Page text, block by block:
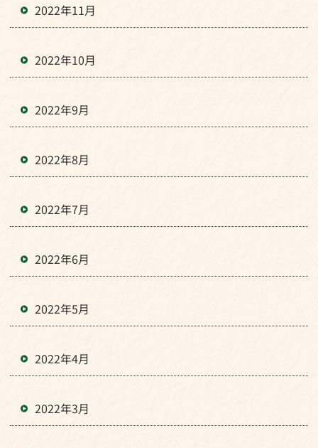
2022年11月
2022年10月
2022年9月
2022年8月
2022年7月
2022年6月
2022年5月
2022年4月
2022年3月